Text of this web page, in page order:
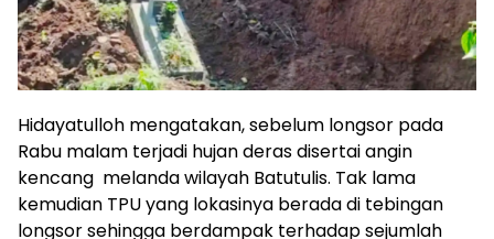
Hidayatulloh mengatakan, sebelum longsor pada
Rabu malam terjadi hujan deras disertai angin
kencang melanda wilayah Batutulis. Tak lama
kemudian TPU yang lokasinya berada di tebingan
longsor sehingga berdampak terhadap sejumlah